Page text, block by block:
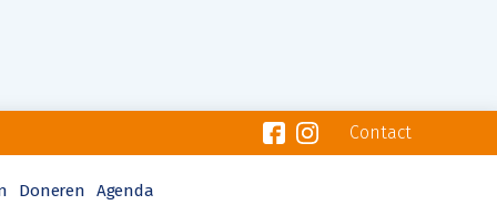
Contact
Doneren Agenda